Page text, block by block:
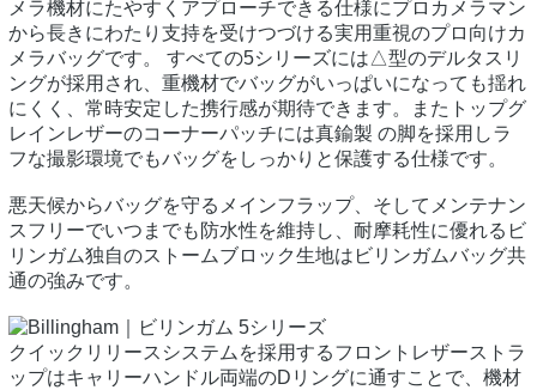
メラ機材にたやすくアプローチできる仕様にプロカメラマン
から長きにわたり支持を受けつづける実用重視のプロ向けカ
メラバッグです。 すべての5シリーズには△型のデルタスリ
ングが採用され、重機材でバッグがいっぱいになっても揺れ
にくく、常時安定した携行感が期待できます。またトップグ
レインレザーのコーナーパッチには真鍮製 の脚を採用しラ
フな撮影環境でもバッグをしっかりと保護する仕様です。
悪天候からバッグを守るメインフラップ、そしてメンテナン
スフリーでいつまでも防水性を維持し、耐摩耗性に優れるビ
リンガム独自のストームブロック生地はビリンガムバッグ共
通の強みです。
クイックリリースシステムを採用するフロントレザーストラ
ップはキャリーハンドル両端のDリングに通すことで、機材